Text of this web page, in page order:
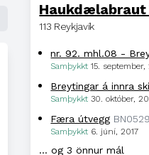
Haukdælabraut
113 Reykjavík
nr. 92. mhl.08 -
Samþykkt15.
Breytingar á innra
Samþykkt30. október,
Færa útvegg
Samþykkt 6. júní, 2017
… og 3 önnur mál